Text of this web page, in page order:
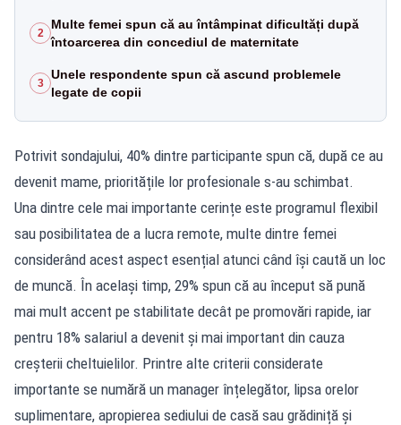
2
Multe femei spun că au întâmpinat dificultăți după
întoarcerea din concediul de maternitate
3
Unele respondente spun că ascund problemele
legate de copii
Potrivit sondajului, 40% dintre participante spun că, după ce au
devenit mame, prioritățile lor profesionale s-au schimbat.
Una dintre cele mai importante cerințe este programul flexibil
sau posibilitatea de a lucra remote, multe dintre femei
considerând acest aspect esențial atunci când își caută un loc
de muncă. În același timp, 29% spun că au început să pună
mai mult accent pe stabilitate decât pe promovări rapide, iar
pentru 18% salariul a devenit și mai important din cauza
creșterii cheltuielilor. Printre alte criterii considerate
importante se numără un manager înțelegător, lipsa orelor
suplimentare, apropierea sediului de casă sau grădiniță și